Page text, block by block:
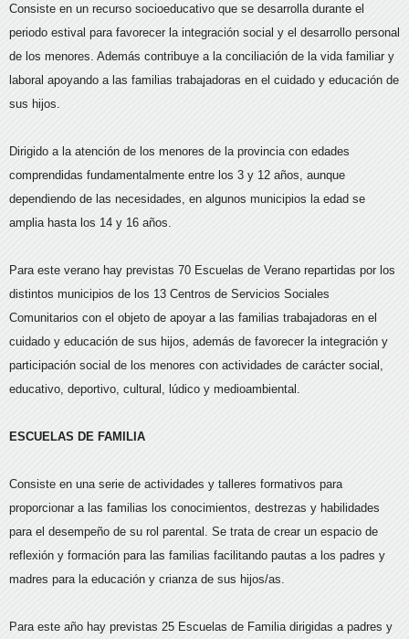
Consiste en un recurso socioeducativo que se desarrolla durante el
periodo estival para favorecer la integración social y el desarrollo personal
de los menores. Además contribuye a la conciliación de la vida familiar y
laboral apoyando a las familias trabajadoras en el cuidado y educación de
sus hijos.
Dirigido a la atención de los menores de la provincia con edades
comprendidas fundamentalmente entre los 3 y 12 años, aunque
dependiendo de las necesidades, en algunos municipios la edad se
amplia hasta los 14 y 16 años.
Para este verano hay previstas 70 Escuelas de Verano repartidas por los
distintos municipios de los 13 Centros de Servicios Sociales
Comunitarios con el objeto de apoyar a las familias trabajadoras en el
cuidado y educación de sus hijos, además de favorecer la integración y
participación social de los menores con actividades de carácter social,
educativo, deportivo, cultural, lúdico y medioambiental.
ESCUELAS DE FAMILIA
Consiste en una serie de actividades y talleres formativos para
proporcionar a las familias los conocimientos, destrezas y habilidades
para el desempeño de su rol parental. Se trata de crear un espacio de
reflexión y formación para las familias facilitando pautas a los padres y
madres para la educación y crianza de sus hijos/as.
Para este año hay previstas 25 Escuelas de Familia dirigidas a padres y